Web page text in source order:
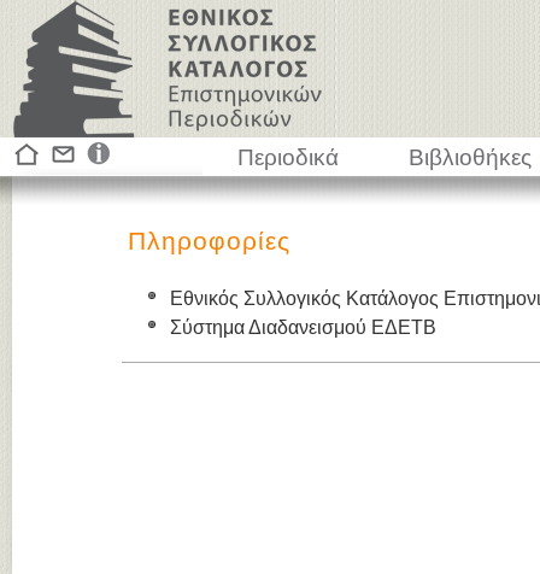
Περιοδικά Βιβλιοθήκες
Πληροφορίες
Εθνικός Συλλογικός Κατάλογος
Σύστημα Διαδανεισμού ΕΔΕΤΒ